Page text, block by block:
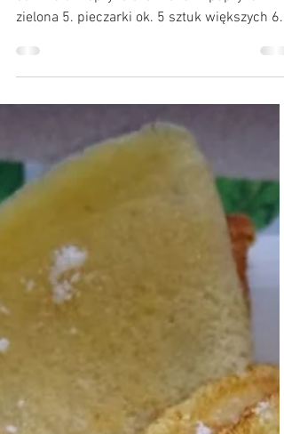
Składniki: 1. kiełbasa żywiecka 300 g 2.
zielona 5. pieczarki ok. 5 sztuk większych 6.
duża cebula...